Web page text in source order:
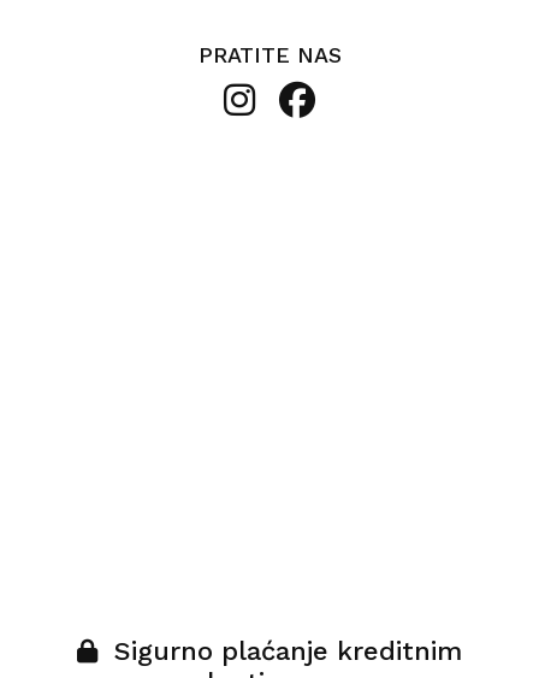
PRATITE NAS
Sigurno plaćanje kreditnim